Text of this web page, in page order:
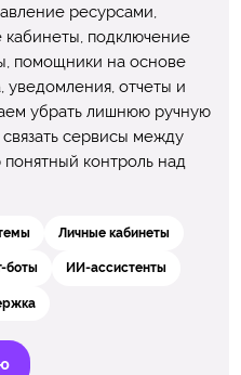
ресурсами,
подключение
помощники на основе
уведомления, отчеты и
убрать лишнюю ручную
сервисы между
контроль над
Личные кабинеты
боты ИИ-ассистенты